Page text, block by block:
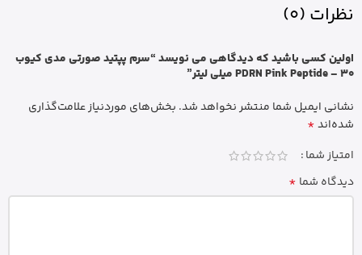
نظرات (0)
اولین کسی باشید که دیدگاهی می نویسد “سرم پپتید صورتی مدی کیوب
PDRN Pink Peptide – 30 میلی لیتر”
نشانی ایمیل شما منتشر نخواهد شد. بخش‌های موردنیاز علامت‌گذاری
شده‌اند*
امتیاز شما
دیدگاه شما *